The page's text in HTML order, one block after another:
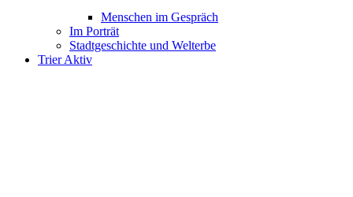
Menschen im Gespräch
Im Porträt
Stadtgeschichte und Welterbe
Trier Aktiv